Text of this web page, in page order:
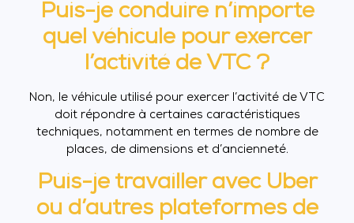
Puis-je conduire n’importe
quel véhicule pour exercer
l’activité de VTC ?
Non, le véhicule utilisé pour exercer l’activité de VTC
doit répondre à certaines caractéristiques
techniques, notamment en termes de nombre de
places, de dimensions et d’ancienneté.
Puis-je travailler avec Uber
ou d’autres plateformes de